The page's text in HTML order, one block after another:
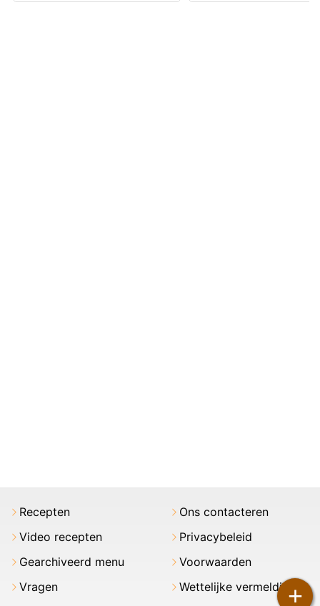
+
Recepten
Video recepten
Gearchiveerd menu
Vragen
Ons contacteren
Privacybeleid
Voorwaarden
Wettelijke vermeldingen